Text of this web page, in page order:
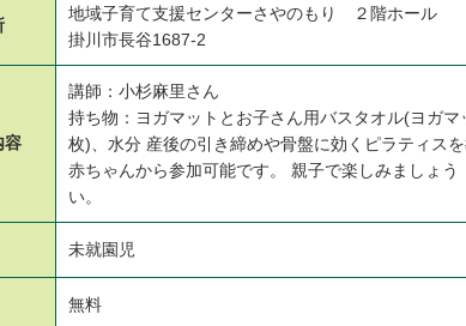
地域子育て支援センターさやのもり ２階ホール
掛川市長谷1687-2
容
講師：小杉麻里さん
持ち物：ヨガマットとお子さん用バスタオル(ヨガ
枚)、水分 産後の引き締めや骨盤に効くピラティスを
赤ちゃんから参加可能です。 親子で楽しみましょう
い。
未就園児
無料